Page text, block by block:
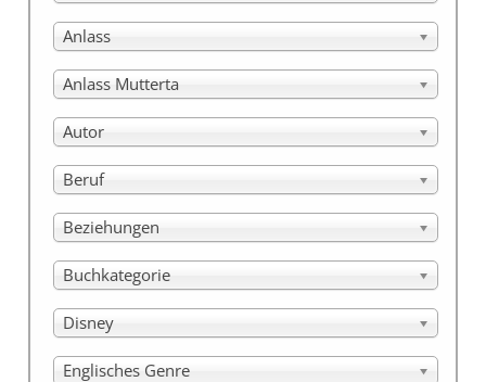
Anlass
Anlass Mutterta
Autor
Beruf
Beziehungen
Buchkategorie
Disney
Englisches Genre